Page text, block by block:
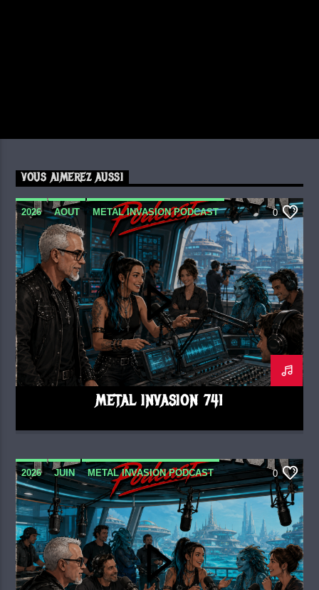
VOUS AIMEREZ AUSSI
2026 AOUT METAL INVASION PODCAST 0
METAL INVASION 741
2026 JUIN METAL INVASION PODCAST 0